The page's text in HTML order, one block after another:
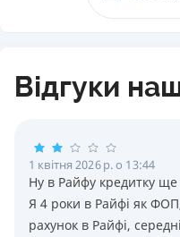
Відгуки
1 квітня 2026 р. о 13:44
Ну в Райфу кредитку
Я 4 роки в Райфi як
рахунок в Райфi,